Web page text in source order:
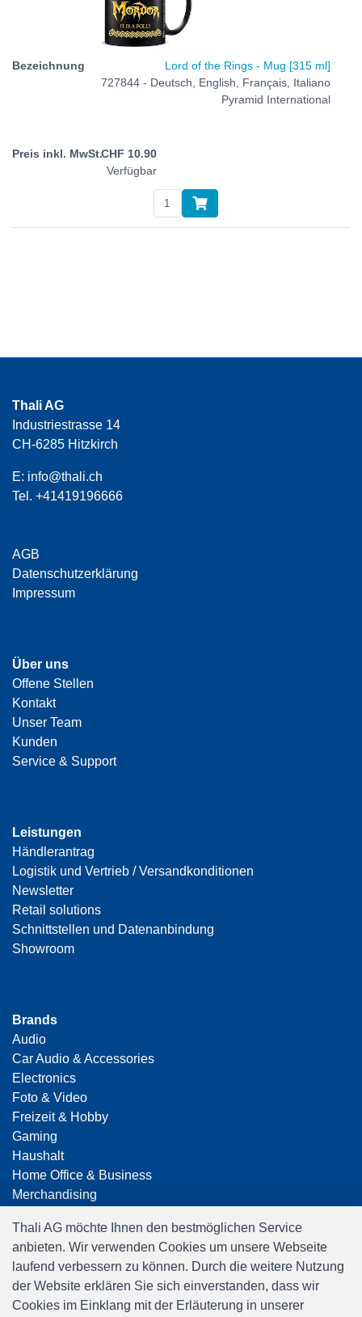
Lord of the Rings - Mug [315 ml]
727844 - Deutsch, English, Français, Italiano
Pyramid International
CHF 10.90
Verfügbar
Thali AG
Industriestrasse 14
CH-6285 Hitzkirch
E: info@thali.ch
Tel. +41419196666
AGB
Datenschutzerklärung
Impressum
Über uns
Offene Stellen
Kontakt
Unser Team
Kunden
Service & Support
Leistungen
Händlerantrag
Logistik und Vertrieb / Versandkonditionen
Newsletter
Retail solutions
Schnittstellen und Datenanbindung
Showroom
Brands
Audio
Car Audio & Accessories
Electronics
Foto & Video
Freizeit & Hobby
Gaming
Haushalt
Home Office & Business
Merchandising
Spielwaren
Travel
Thali AG möchte Ihnen den bestmöglichen Service
anbieten. Wir verwenden Cookies um unsere Webseite
laufend verbessern zu können. Durch die weitere Nutzung
der Website erklären Sie sich einverstanden, dass wir
Cookies im Einklang mit der Erläuterung in unserer